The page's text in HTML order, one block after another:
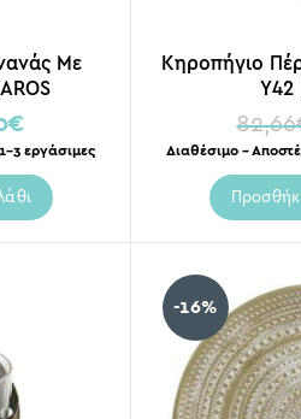
Με
€
3 εργάσιμες
Κηροπήγιο
Υ42
82,66
Διαθέσιμο –
-16%